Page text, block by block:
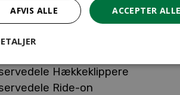
Løvblæsere
Motorsave
Plæneklippere
Hækkeklippere
Ride-on
ACCEPTER
AFVIS ALLE